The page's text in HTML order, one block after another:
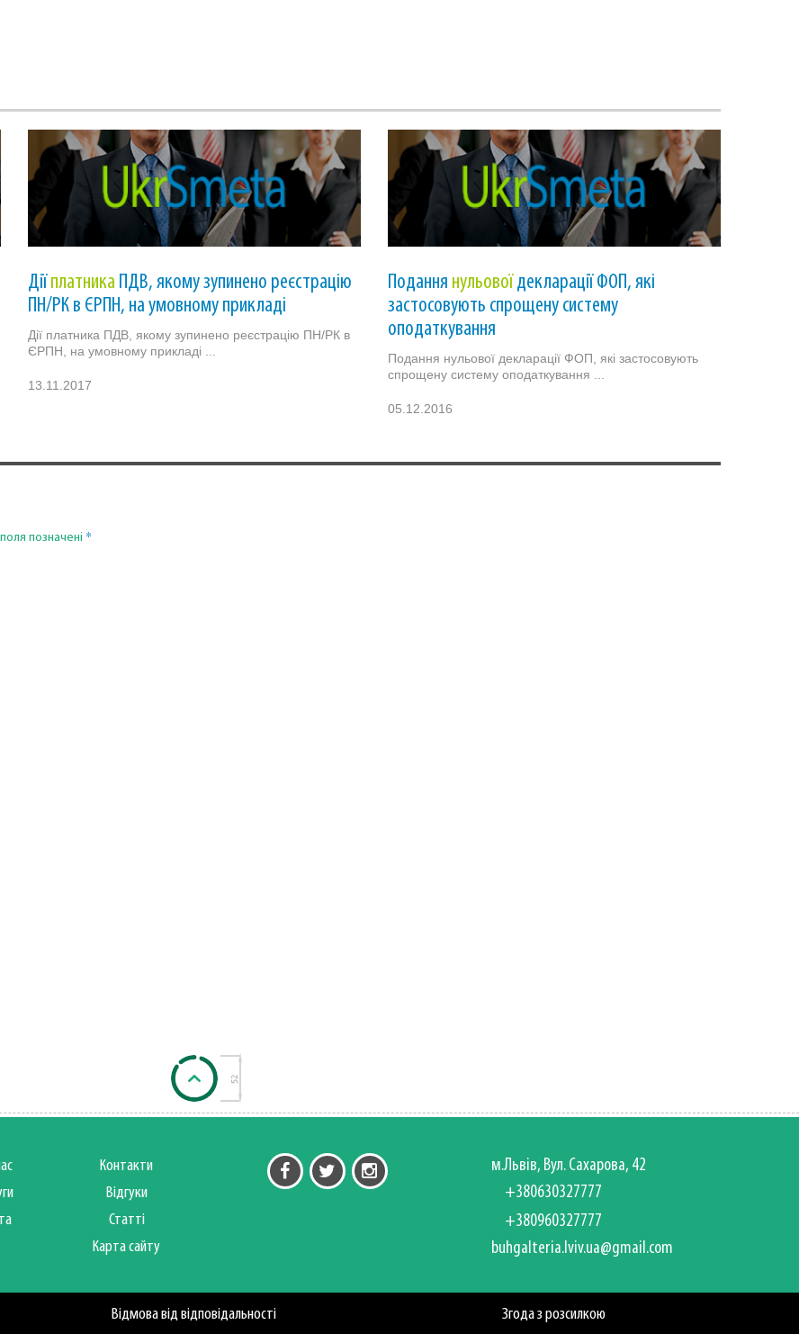
Дії платника ПДВ, якому зупинено реєстрацію
ПН/РК в ЄРПН, на умовному прикладі
Дії платника ПДВ, якому зупинено реєстрацію ПН/РК в
ЄРПН, на умовному прикладі ...
13.11.2017
Подання нульової декларації ФОП, які
застосовують спрощену систему
оподаткування
Подання нульової декларації ФОП, які застосовують
спрощену систему оподаткування ...
05.12.2016
позначені *
Контакти
Відгуки
Статті
Карта сайту
м.Львів, Вул. Сахарова, 42
+380630327777
+380960327777
buhgalteria.lviv.ua@gmail.com
Відмова від відповідальності Згода з розсилкою